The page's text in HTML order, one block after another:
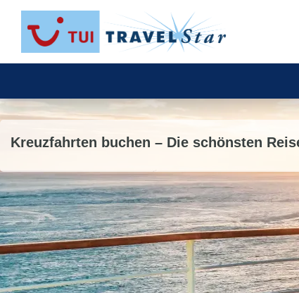
Kreuzfahrten buchen – Die schönsten